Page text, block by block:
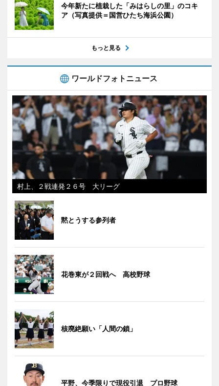
今年新たに植栽した「みはらしの里」のコキ
ア（写真提供＝国営ひたち海浜公園）
もっと見る
ワールドフォトニュース
村上、２戦連発２６号 大リーグ
黙とうする参列者
花巻東が２回戦へ 高校野球
核廃絶願い「人間の鎖」
平野、今季限りで現役引退 プロ野球